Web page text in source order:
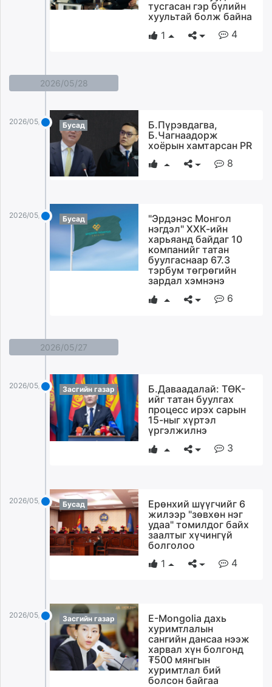
тусгасан гэр бүлийн
хуультай болж байна
1
4
2026/05/28
2026/05/28 Бусад
Б.Пүрэвдагва,
Б.Чагнаадорж
хоёрын хамтарсан PR
8
2026/05/28 Бусад
"Эрдэнэс Монгол
нэгдэл" ХХК-ийн
харьяанд байдаг 10
компанийг татан
буулгаснаар 67.3
тэрбум төгрөгийн
зардал хэмнэнэ
6
2026/05/27
2026/05/27 Засгийн газар
Б.Даваадалай: ТӨК-
ийг татан буулгах
процесс ирэх сарын
15-ныг хүртэл
үргэлжилнэ
3
2026/05/27 Бусад
Ерөнхий шүүгчийг 6
жилээр "зөвхөн нэг
удаа" томилдог байх
заалтыг хүчингүй
болголоо
1
4
2026/05/27 Засгийн газар
E-Mongolia дахь
хуримтлалын
сангийн дансаа нээж
харвал хүн болгонд
₮500 мянгын
хуримтлал бий
болсон байгаа